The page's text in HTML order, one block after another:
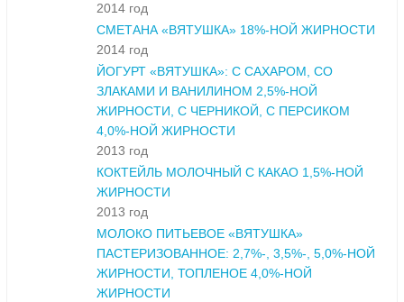
2014 год
СМЕТАНА «ВЯТУШКА» 18%-НОЙ ЖИРНОСТИ
2014 год
ЙОГУРТ «ВЯТУШКА»: С САХАРОМ, СО
ЗЛАКАМИ И ВАНИЛИНОМ 2,5%-НОЙ
ЖИРНОСТИ, С ЧЕРНИКОЙ, С ПЕРСИКОМ
4,0%-НОЙ ЖИРНОСТИ
2013 год
КОКТЕЙЛЬ МОЛОЧНЫЙ С КАКАО 1,5%-НОЙ
ЖИРНОСТИ
2013 год
МОЛОКО ПИТЬЕВОЕ «ВЯТУШКА»
ПАСТЕРИЗОВАННОЕ: 2,7%-, 3,5%-, 5,0%-НОЙ
ЖИРНОСТИ, ТОПЛЕНОЕ 4,0%-НОЙ
ЖИРНОСТИ